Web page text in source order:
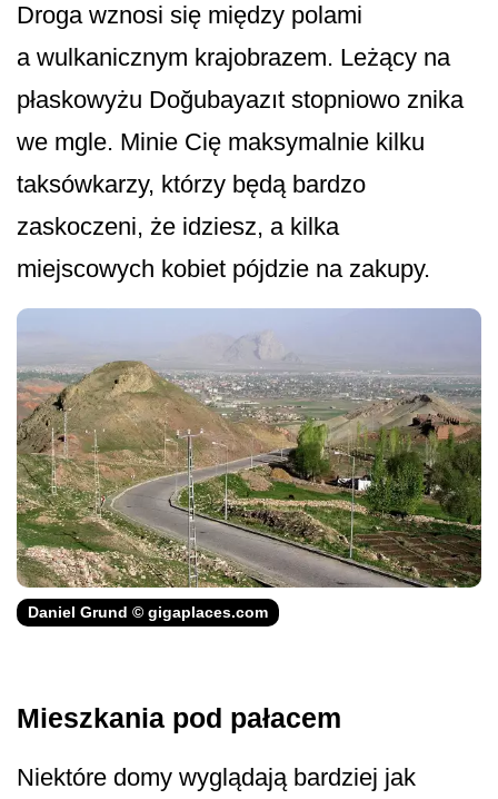
Droga wznosi się między polami
a wulkanicznym krajobrazem. Leżący na
płaskowyżu Doğubayazıt stopniowo znika
we mgle. Minie Cię maksymalnie kilku
taksówkarzy, którzy będą bardzo
zaskoczeni, że idziesz, a kilka
miejscowych kobiet pójdzie na zakupy.
Daniel Grund © gigaplaces.com
Mieszkania pod pałacem
Niektóre domy wyglądają bardziej jak